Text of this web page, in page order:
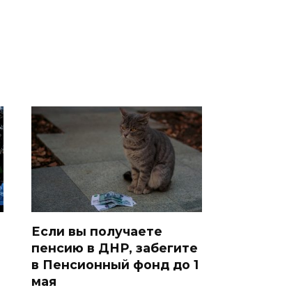
Если вы получаете
пенсию в ДНР, забегите
в Пенсионный фонд до 1
мая